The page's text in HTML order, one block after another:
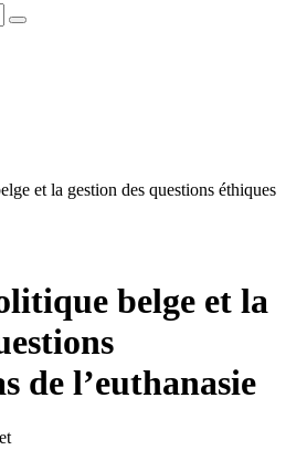
et la gestion des questions éthiques
belge et la
de l’euthanasie
et